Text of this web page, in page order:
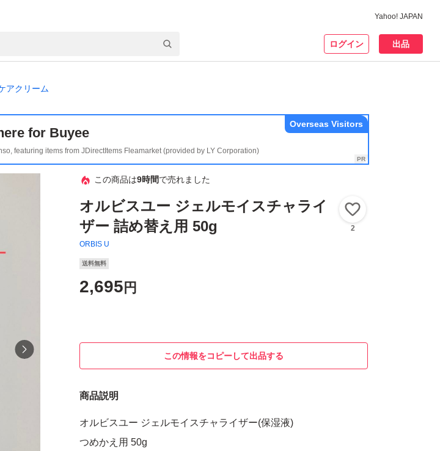
Yahoo! JAPAN
ログイン 出品
アクリーム
for Buyee
featuring items from JDirectItems Fleamarket (provided by LY Corporation)
Overseas Visitors
この商品は9時間で売れました
オルビスユー ジェルモイスチャライ
ザー 詰め替え用 50g
ORBIS U
2
送料無料
2,695 円
この情報をコピーして出品する
商品説明
オルビスユー ジェルモイスチャライザー(保湿液)
つめかえ用 50g